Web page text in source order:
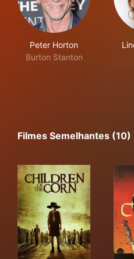
Peter Horton
Burton Stanton
Filmes Semelhantes (10)